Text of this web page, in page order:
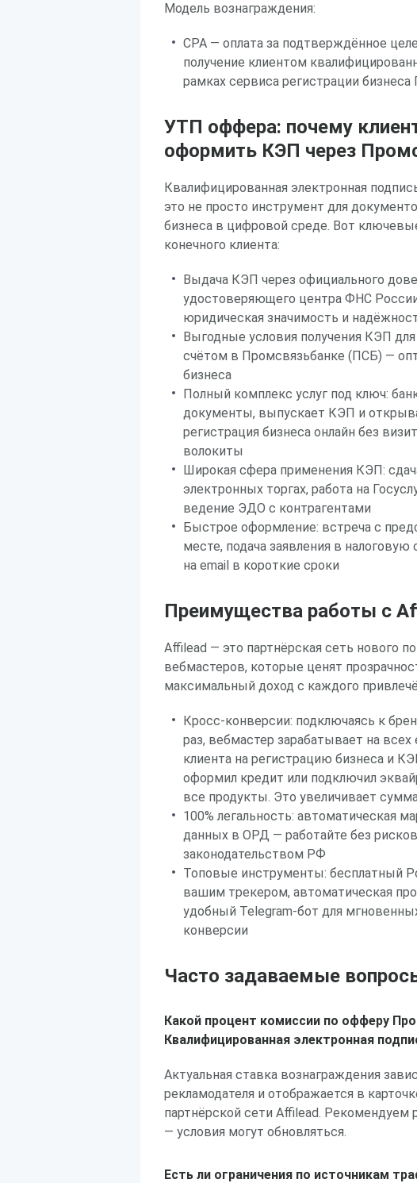
Модель вознаграждения:
CPA — оплата за подтверждённое
получение клиентом
рамках сервиса регистрации
УТП оффера: почему
оформить КЭП через
Квалифицированная электронная
это не просто инструмент для
бизнеса в цифровой среде. Вот
конечного клиента:
Выдача КЭП через официального
удостоверяющего центра ФНС
юридическая значимость и
Выгодные условия получения КЭП
счётом в Промсвязьбанке (ПСБ) —
бизнеса
Полный комплекс услуг под ключ:
документы, выпускает КЭП и
регистрация бизнеса онлайн без
волокиты
Широкая сфера применения КЭП:
электронных торгах, работа на
ведение ЭДО с контрагентами
Быстрое оформление: встреча с
месте, подача заявления в
на email в короткие сроки
Преимущества работы с
Affilead — это партнёрская сеть нового
вебмастеров, которые ценят
максимальный доход с каждого
Кросс-конверсии: подключаясь к
раз, вебмастер зарабатывает на всех
клиента на регистрацию бизнеса и
оформил кредит или подключил
все продукты. Это увеличивает
100% легальность: автоматическая
данных в ОРД — работайте без
законодательством РФ
Топовые инструменты: бесплатный
вашим трекером, автоматическая
удобный Telegram-бот для
конверсии
Часто задаваемые
Какой процент комиссии по офферу
Квалифицированная электронная
Актуальная ставка вознаграждения
рекламодателя и отображается в
партнёрской сети Affilead. Рекомендуем
— условия могут обновляться.
Есть ли ограничения по источникам